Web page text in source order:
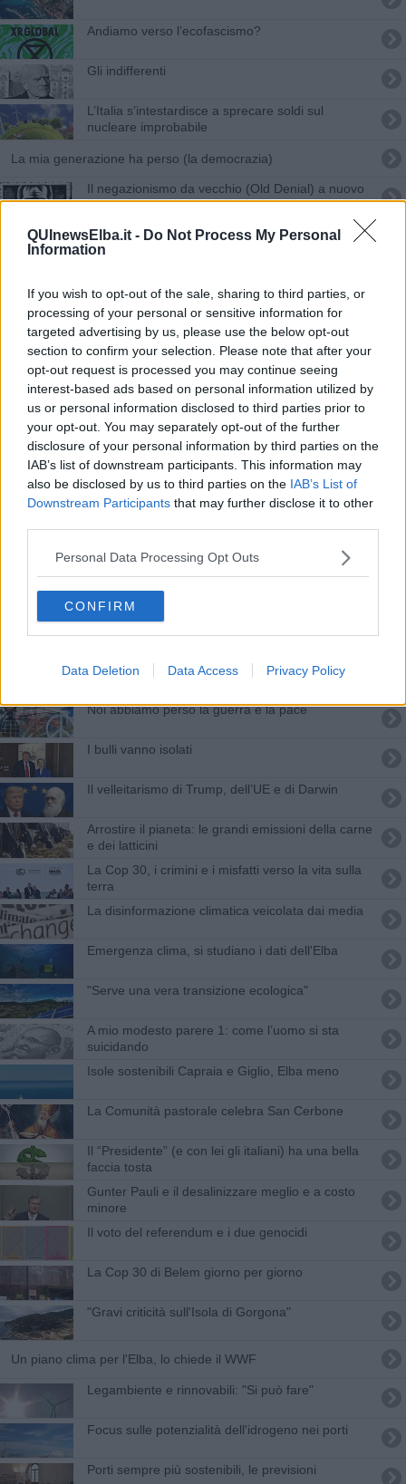
QUInewsElba.it - Do Not Process My Personal
Information
If you wish to opt-out of the sale, sharing to third parties, or
processing of your personal or sensitive information for
targeted advertising by us, please use the below opt-out
section to confirm your selection. Please note that after your
opt-out request is processed you may continue seeing
interest-based ads based on personal information utilized by
us or personal information disclosed to third parties prior to
your opt-out. You may separately opt-out of the further
disclosure of your personal information by third parties on the
IAB’s list of downstream participants. This information may
also be disclosed by us to third parties on the IAB’s List of
Downstream Participants that may further disclose it to other
Personal Data Processing Opt Outs
CONFIRM
Data Deletion Data Access Privacy Policy
Andiamo verso l’ecofascismo?
​Gli indifferenti
L’Italia s’intestardisce a sprecare soldi sul
nucleare improbabile
​La mia generazione ha perso (la democrazia)
Il negazionismo da vecchio (Old Denial) a nuovo
(New Denial)
Fonti rinnovabili, posizione di Italia Nostra
Rigassificatore, "rischi per costa ed Elba"
​Buddha, Franco Basaglia e l’”ecocidio” dei negazi
Rigassificatore a Piombino, Comuni elbani
contrari
Emissioni di CO2 nei porti ridotte del 7,6%
Elba Solarpunk, nasce un concorso letterario
​Cop 30, uragani e riconversione delle spese
Piano Operativo, incontro e nuove costruzioni
Il Parco che verrà
Portogallo, esempio di politica energetica
Noi abbiamo perso la guerra e la pace
​I bulli vanno isolati
Il velleitarismo di Trump, dell’UE e di Darwin
Arrostire il pianeta: le grandi emissioni della carne
e dei latticini
La Cop 30, i crimini e i misfatti verso la vita sulla
terra
​La disinformazione climatica veicolata dai media
Emergenza clima, si studiano i dati dell'Elba
"Serve una vera transizione ecologica"
​A mio modesto parere 1: come l’uomo si sta
suicidando
Isole sostenibili Capraia e Giglio, Elba meno
La Comunità pastorale celebra San Cerbone
​Il “Presidente” (e con lei gli italiani) ha una bella
faccia tosta
​Gunter Pauli e il desalinizzare meglio e a costo
minore
​Il voto del referendum e i due genocidi
​La Cop 30 di Belem giorno per giorno
"Gravi criticità sull'Isola di Gorgona"
Un piano clima per l'Elba, lo chiede il WWF
Legambiente e rinnovabili: "Si può fare"
Focus sulle potenzialità dell'idrogeno nei porti
Porti sempre più sostenibili, le previsioni